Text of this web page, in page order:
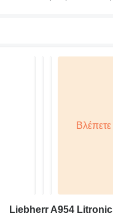
Liebherr A954 Litronic